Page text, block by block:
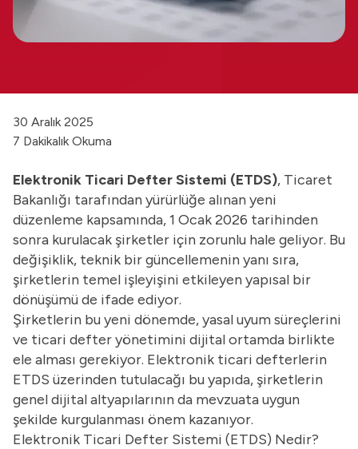
30 Aralık 2025
7 Dakikalık Okuma
Elektronik Ticari Defter Sistemi (ETDS), Ticaret
Bakanlığı tarafından yürürlüğe alınan yeni
düzenleme kapsamında, 1 Ocak 2026 tarihinden
sonra kurulacak şirketler için zorunlu hale geliyor. Bu
değişiklik, teknik bir güncellemenin yanı sıra,
şirketlerin temel işleyişini etkileyen yapısal bir
dönüşümü de ifade ediyor.
Şirketlerin bu yeni dönemde, yasal uyum süreçlerini
ve ticari defter yönetimini dijital ortamda birlikte
ele alması gerekiyor. Elektronik ticari defterlerin
ETDS üzerinden tutulacağı bu yapıda, şirketlerin
genel dijital altyapılarının da mevzuata uygun
şekilde kurgulanması önem kazanıyor.
Elektronik Ticari Defter Sistemi (ETDS) Nedir?